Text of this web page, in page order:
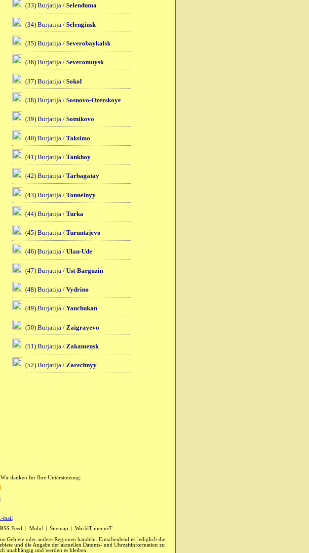
(33) Burjatija / Selenduma
(34) Burjatija / Selenginsk
(35) Burjatija / Severobaykalsk
(36) Burjatija / Severomuysk
(37) Burjatija / Sokol
(38) Burjatija / Sosnovo-Ozerskoye
(39) Burjatija / Sotnikovo
(40) Burjatija / Taksimo
(41) Burjatija / Tankhoy
(42) Burjatija / Tarbagatay
(43) Burjatija / Tonnelnyy
(44) Burjatija / Turka
(45) Burjatija / Turuntajevo
(46) Burjatija / Ulan-Ude
(47) Burjatija / Ust-Barguzin
(48) Burjatija / Vydrino
(49) Burjatija / Yanchukan
(50) Burjatija / Zaigrayevo
(51) Burjatija / Zakamensk
(52) Burjatija / Zarechnyy
danken für Ihre Unterstützung:
mail
RSS-Feed| Mobil| Sitemap
WorldTimer.neT
Gebiete oder andere Regionen handeln. Entscheidend ist lediglich die
und die Angabe der aktuellen Datums- und Uhrzeitinformation zu
unabhängig und werden es bleiben.